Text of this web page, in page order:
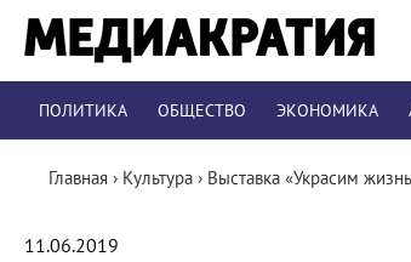
ПОЛИТИКА ОБЩЕСТВО ЭКОНОМИКА
Главная › Культура › Выставка «Украсим
11.06.2019